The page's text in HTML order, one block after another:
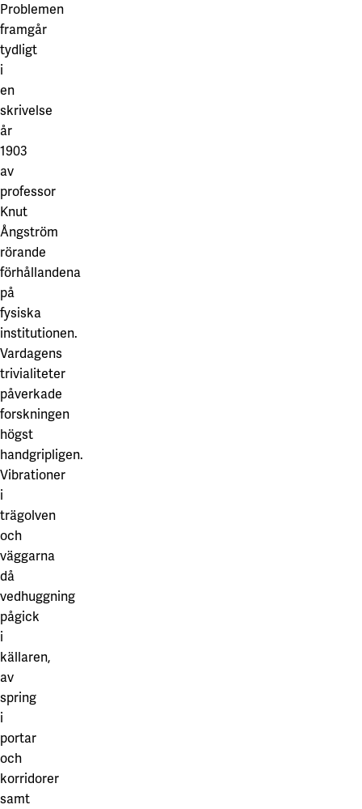
Problemen
framgår
tydligt
i
en
skrivelse
år
1903
av
professor
Knut
Ångström
rörande
förhållandena
på
fysiska
institutionen.
Vardagens
trivialiteter
påverkade
forskningen
högst
handgripligen.
Vibrationer
i
trägolven
och
väggarna
då
vedhuggning
pågick
i
källaren,
av
spring
i
portar
och
korridorer
samt